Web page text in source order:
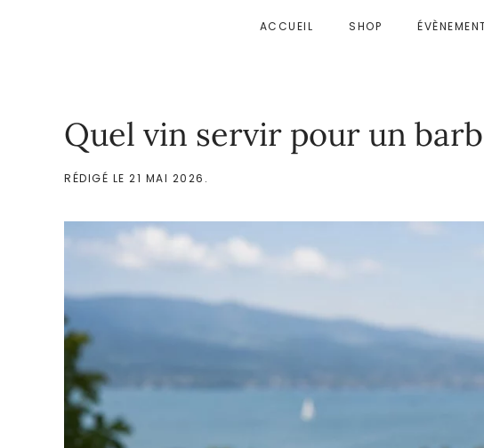
ACCUEIL SHOP
Quel vin servir pour un
RÉDIGÉ LE 21 MAI 2026 .